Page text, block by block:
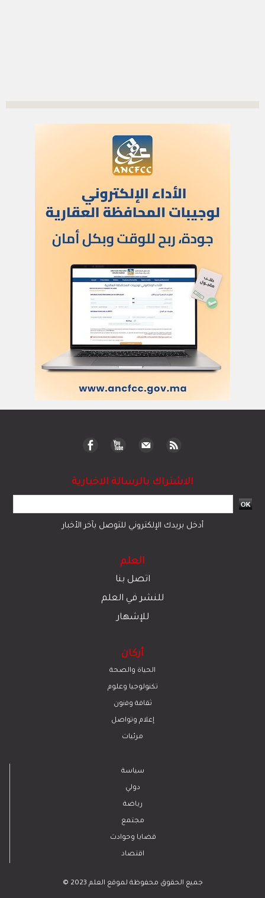
الاشتراك بالرسالة الاخبارية
أدخل بريدك الإلكتروني للتوصل بآخر الأخبار
العلم
اتصل بنا
للنشر في العلم
للإشهار
أركان
الحياة والصحة
تكنولوجيا وعلوم
ﺛﻘﺎﻓﺔ وﻓﻧون
إعلام وتواصل
مرئيات
سياسة
دولي
رياضة
مجتمع
قضايا وحوادث
اقتصاد
© 2023 جميع الحقوق محفوظة لموقع العلم